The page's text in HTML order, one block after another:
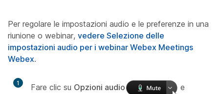
Per regolare le impostazioni audio e le preferenze in una
riunione o webinar, vedere Selezione delle
impostazioni audio per i webinar Webex Meetings
Webex.
1 Fare clic su Opzioni audio
e